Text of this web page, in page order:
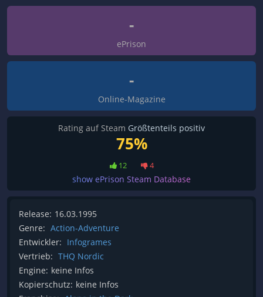
-
ePrison
-
Online-Magazine
Rating auf Steam Größtenteils positiv
75%
12 4
show ePrison Steam Database
Release: 16.03.1995
Genre: Action-Adventure
Entwickler: Infogrames
Vertrieb: THQ Nordic
Engine: keine Infos
Kopierschutz: keine Infos